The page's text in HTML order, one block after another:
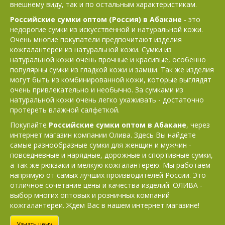
внешнему виду, так и по остальным характеристикам.
Российские сумки оптом (Россия) в Абакане - это
недорогие сумки из искусственной и натуральной кожи.
Очень многие покупатели предпочитают изделия
кожгалантереи из натуральной кожи. Сумки из
натуральной кожи очень прочные и красивые, особенно
популярны сумки из гладкой кожи и замши. Так же изделия
могут быть из комбинированной кожи, которые выглядят
очень привлекательно и необычно. За сумками из
натуральной кожи очень легко ухаживать - достаточно
протереть влажной салфеткой.
Покупайте Российские сумки оптом в Абакане, через
интернет магазин компании Олива. Здесь Вы найдете
самые разнообразные сумки для женщин и мужчин -
повседневные и нарядные, дорожные и спортивные сумки,
а так же рюкзаки и мелкую кожгалантерею. Мы работаем
напрямую от самых лучших производителей России. Это
отличное сочетание цены и качества изделий. ОЛИВА -
выбор многих оптовых и розничных компаний
кожгалантереи. Ждем Вас в нашем интернет магазине!